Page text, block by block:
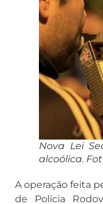
Nova Lei
alcoólica.
A operação feita
de Polícia